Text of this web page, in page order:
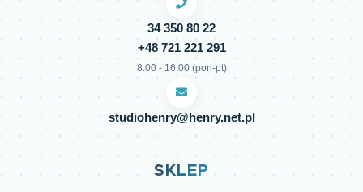
34 350 80 22
+48 721 221 291
8:00 - 16:00 (pon-pt)
studiohenry@henry.net.pl
SKLEP